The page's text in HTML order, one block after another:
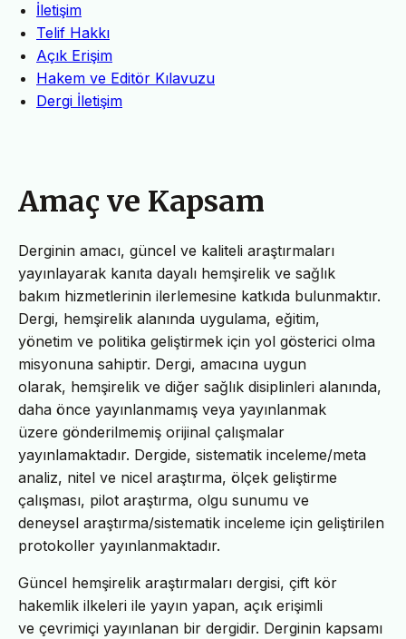
İletişim
Telif Hakkı
Açık Erişim
Hakem ve Editör Kılavuzu
Dergi İletişim
Amaç ve Kapsam
Derginin amacı, güncel ve kaliteli araştırmaları
yayınlayarak kanıta dayalı hemşirelik ve sağlık
bakım hizmetlerinin ilerlemesine katkıda bulunmaktır.
Dergi, hemşirelik alanında uygulama, eğitim,
yönetim ve politika geliştirmek için yol gösterici olma
misyonuna sahiptir. Dergi, amacına uygun
olarak, hemşirelik ve diğer sağlık disiplinleri alanında,
daha önce yayınlanmamış veya yayınlanmak
üzere gönderilmemiş orijinal çalışmalar
yayınlamaktadır. Dergide, sistematik inceleme/meta
analiz, nitel ve nicel araştırma, ölçek geliştirme
çalışması, pilot araştırma, olgu sunumu ve
deneysel araştırma/sistematik inceleme için geliştirilen
protokoller yayınlanmaktadır.
Güncel hemşirelik araştırmaları dergisi, çift kör
hakemlik ilkeleri ile yayın yapan, açık erişimli
ve çevrimiçi yayınlanan bir dergidir. Derginin kapsamı